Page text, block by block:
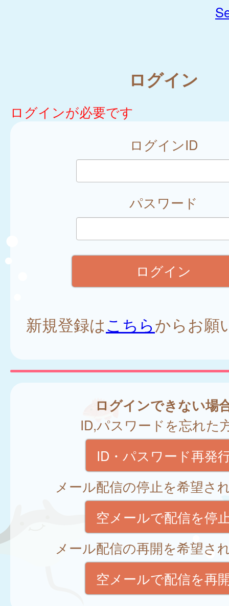
ログイン
ログインが必要です
ログインID
パスワード
新規登録はこちらからお願
ログインできない場
ID,パスワードを忘れた
ID・パスワード再発
メール配信の停止を希望さ
空メールで配信を停
メール配信の再開を希望さ
空メールで配信を再